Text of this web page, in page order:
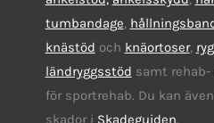
tumbandage,
knästöd och knäortoser,
ländryggsstöd samt rehab-
för sportrehab. Du kan